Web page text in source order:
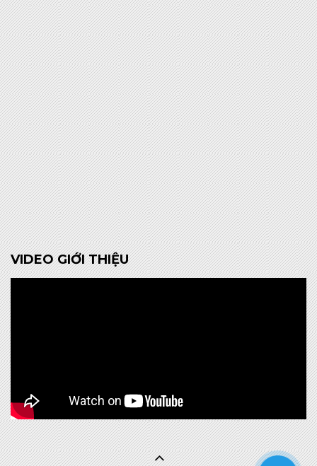
VIDEO GIỚI THIỆU